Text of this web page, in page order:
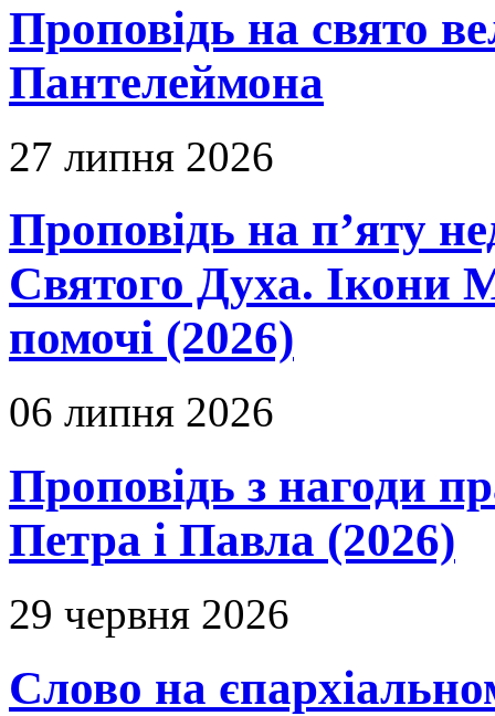
Проповідь на свято
Пантелеймона
27 липня 2026
Проповідь на п’яту
Святого Духа. Ікони
помочі (2026)
06 липня 2026
Проповідь з нагоди
Петра і Павла (2026)
29 червня 2026
Слово на